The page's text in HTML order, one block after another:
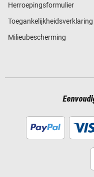
Herroepingsformulier
Toegankelijkheidsverklaring
Milieubescherming